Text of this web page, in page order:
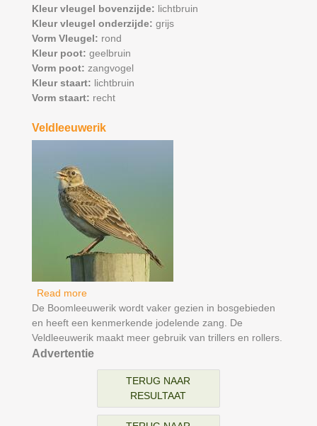
Kleur vleugel bovenzijde: lichtbruin
Kleur vleugel onderzijde: grijs
Vorm Vleugel: rond
Kleur poot: geelbruin
Vorm poot: zangvogel
Kleur staart: lichtbruin
Vorm staart: recht
Veldleeuwerik
Read moreabout Veldleeuwerik
De Boomleeuwerik wordt vaker gezien in bosgebieden
en heeft een kenmerkende jodelende zang. De
Veldleeuwerik maakt meer gebruik van trillers en rollers.
Advertentie
TERUG NAAR
RESULTAAT